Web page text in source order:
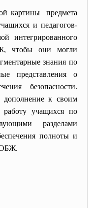
картины предмета
и педагогов-
интегрированного
чтобы они могли
знания по
представления о
безопасности.
дополнение к своим
работу учащихся по
разделами
полноты и
ОБЖ.